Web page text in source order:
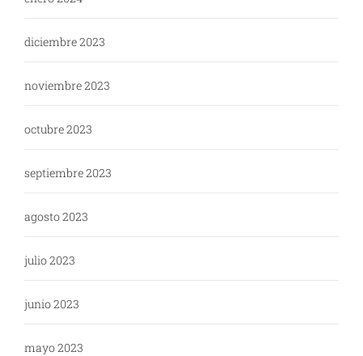
diciembre 2023
noviembre 2023
octubre 2023
septiembre 2023
agosto 2023
julio 2023
junio 2023
mayo 2023